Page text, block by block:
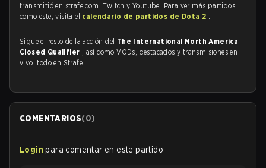
transmitió en strafe.com, Twitch y Youtube. Para ver más partidos
como este, visita el calendario de partidos de Dota 2 .
Sigue el resto de la acción del The International North America
Closed Qualifier , así como VODs, destacados y transmisiones en
vivo, todo en Strafe.
COMENTARIOS(0)
Login para comentar en este partido